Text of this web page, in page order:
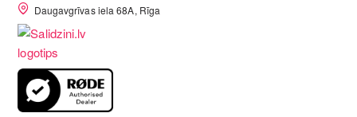
Daugavgrīvas iela 68A, Rīga